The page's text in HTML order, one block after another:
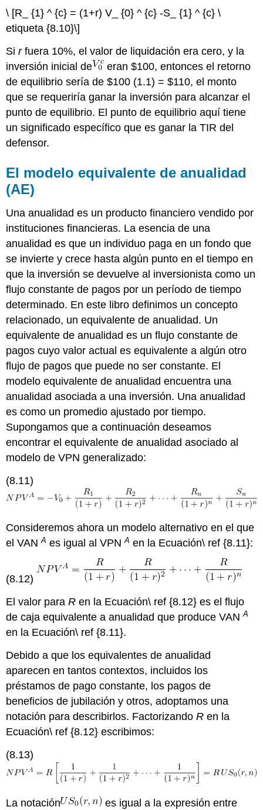
\ [R_ {1} ^ {c} = (1+r) V_ {0} ^ {c} -S_ {1} ^ {c} \
etiqueta {8.10}\]
Sirfuera 10%, el valor de liquidación era cero, y la
inversión inicial de
eran $100, entonces el retorno
de equilibrio sería de $100 (1.1) = $110, el monto
que se requeriría ganar la inversión para alcanzar el
punto de equilibrio. El punto de equilibrio aquí tiene
un significado específico que es ganar la TIR del
defensor.
El modelo equivalente de anualidad
(AE)
Una anualidad es un producto financiero vendido por
instituciones financieras. La esencia de una
anualidad es que un individuo paga en un fondo que
se invierte y crece hasta algún punto en el tiempo en
que la inversión se devuelve al inversionista como un
flujo constante de pagos por un período de tiempo
determinado. En este libro definimos un concepto
relacionado, un equivalente de anualidad. Un
equivalente de anualidad es un flujo constante de
pagos cuyo valor actual es equivalente a algún otro
flujo de pagos que puede no ser constante. El
modelo equivalente de anualidad encuentra una
anualidad asociada a una inversión. Una anualidad
es como un promedio ajustado por tiempo.
Supongamos que a continuación deseamos
encontrar el equivalente de anualidad asociado al
modelo de VPN generalizado:
(8.11)
Consideremos ahora un modelo alternativo en el que
el VANA es igual al VPNA en la Ecuación\ ref {8.11}:
(8.12)
El valor paraR en la Ecuación\ ref {8.12} es el flujo
de caja equivalente a anualidad que produce VANA
en la Ecuación\ ref {8.11}.
Debido a que los equivalentes de anualidad
aparecen en tantos contextos, incluidos los
préstamos de pago constante, los pagos de
beneficios de jubilación y otros, adoptamos una
notación para describirlos. FactorizandoR en la
Ecuación\ ref {8.12} escribimos:
(8.13)
La notación
es igual a la expresión entre